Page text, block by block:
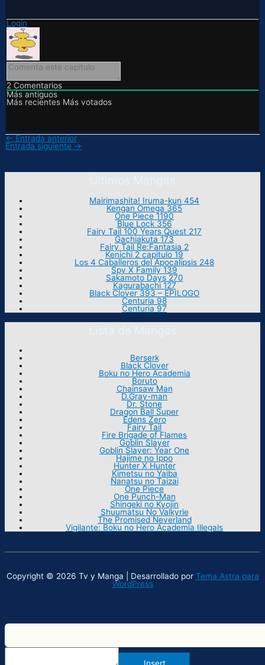
Login
2 Comentarios
Más antiguos
Más recientes Más votados
← Entrada anterior
Entrada siguiente →
Últimos Mangas
Mairimashita! Iruma-kun 454
Kengan Omega 365
One Piece 1190
Blue Lock 356
Fairy Tail 100 Years Quest 217
Gachiakuta 173
Fairy Tail Re:Fantasia 2
Kenichi 2 capitulo 19
Los 4 Caballeros del Apocalipsis 248
Spy X Family 139
Sakamoto Days 270
Kagurabachi 127
Black Clover 393 – EPILOGO
Centuria 98
Centuria 97
Lista de Mangas
Berserk
Black Clover
Boku no Hero Academia
Boruto
Chainsaw Man
D.Gray-man
Dr. Stone
Dragon Ball Super
Edens Zero
Fairy Tail
Fire Brigade of Flames
Goblin Slayer
Goblin Slayer: Year One
Hajime no Ippo
Hunter X Hunter
Kimetsu no Yaiba
Nanatsu no Taizai
One Piece
One Punch-Man
Shingeki no Kyojin
Shuumatsu No Valkyrie
The Promised Neverland
Vigilante: Boku no Hero Academia Illegals
Copyright © 2026 Tv y Manga | Desarrollado por Tema Astra para
WordPress